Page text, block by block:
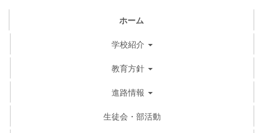
ホーム
学校紹介
教育方針
進路情報
生徒会・部活動